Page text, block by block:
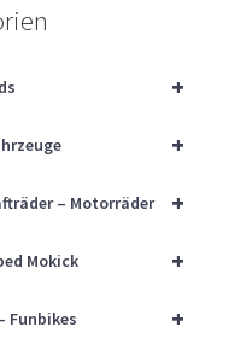
+
+
+
– Motorräder
+
Mokick
+
Funbikes